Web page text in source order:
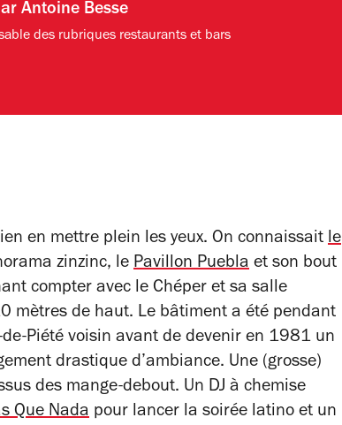
Antoine Besse
des rubriques restaurants et bars
en mettre plein les yeux. On connaissait le
zinzinc, le Pavillon Puebla et son bout
compter avec le Chéper et sa salle
mètres de haut. Le bâtiment a été pendant
Piété voisin avant de devenir en 1981 un
drastique d’ambiance. Une (grosse)
des mange-debout. Un DJ à chemise
Que Nada pour lancer la soirée latino et un